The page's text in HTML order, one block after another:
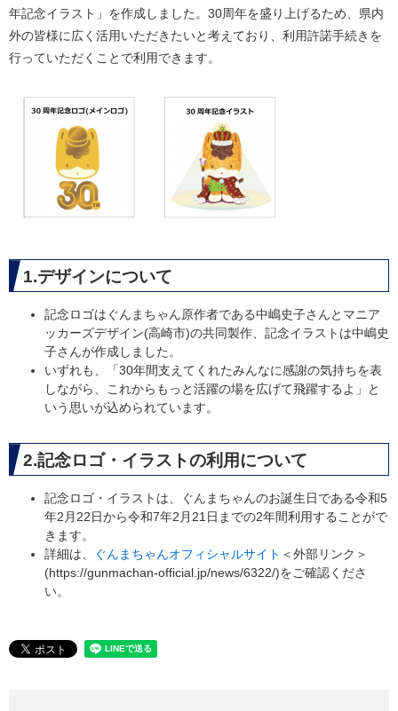
年記念イラスト」を作成しました。30周年を盛り上げるため、県内
外の皆様に広く活用いただきたいと考えており、利用許諾手続きを
行っていただくことで利用できます。
1.デザインについて
記念ロゴはぐんまちゃん原作者である中嶋史子さんとマニア
ッカーズデザイン(高崎市)の共同製作、記念イラストは中嶋史
子さんが作成しました。
いずれも、「30年間支えてくれたみんなに感謝の気持ちを表
しながら、これからもっと活躍の場を広げて飛躍するよ」と
いう思いが込められています。
2.記念ロゴ・イラス トの利用について
記念ロゴ・イラストは、ぐんまちゃんのお誕生日である令和5
年2月22日から令和7年2月21日までの2年間利用することがで
きます。
詳細は、
ぐんまちゃんオフィシャルサイト ＜外部リンク＞
(https://gunmachan-official.jp/news/6322/)をご確認くださ
い。